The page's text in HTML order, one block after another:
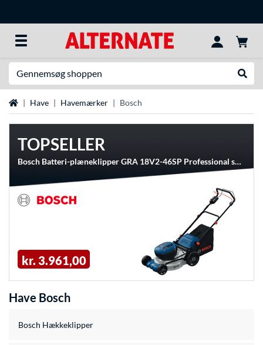
StartsideHave Havemærker Bosch
TOPSELLER
Bosch Batteri-plæneklipper GRA 18V2-46SP Professional solo, 36 Volt (2x18V)
kr. 3.961,00
Have Bosch
Bosch Hækkeklipper